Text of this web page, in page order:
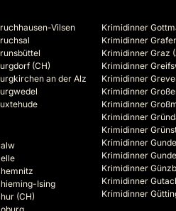
Vilsen
(CH)
an der Alz
Ising
(CH)
Krimidinner
Krimidinner
Krimidinner Graz
Krimidinner
Krimidinner
Krimidinner
Krimidinner
Krimidinner
Krimidinner
Krimidinner
Krimidinner
Krimidinner
Krimidinner
Krimidinner